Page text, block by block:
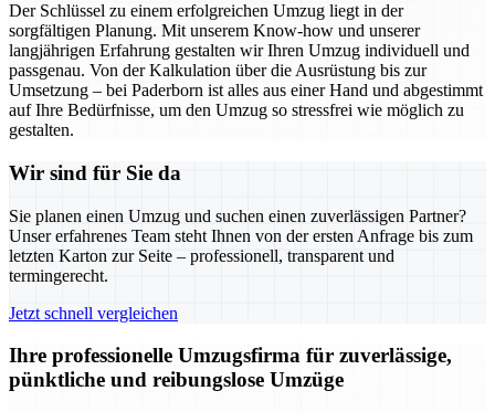
Der Schlüssel zu einem erfolgreichen Umzug liegt in der
sorgfältigen Planung. Mit unserem Know-how und unserer
langjährigen Erfahrung gestalten wir Ihren Umzug individuell und
passgenau. Von der Kalkulation über die Ausrüstung bis zur
Umsetzung – bei Paderborn ist alles aus einer Hand und abgestimmt
auf Ihre Bedürfnisse, um den Umzug so stressfrei wie möglich zu
gestalten.
Wir sind für Sie da
Sie planen einen Umzug und suchen einen zuverlässigen Partner?
Unser erfahrenes Team steht Ihnen von der ersten Anfrage bis zum
letzten Karton zur Seite – professionell, transparent und
termingerecht.
Jetzt schnell vergleichen
Ihre professionelle Umzugsfirma für zuverlässige,
pünktliche und reibungslose Umzüge